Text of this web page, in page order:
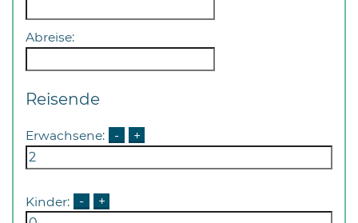
Abreise:
Reisende
Erwachsene: - +
Kinder: - +